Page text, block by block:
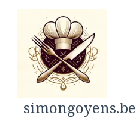
simongoyens.be